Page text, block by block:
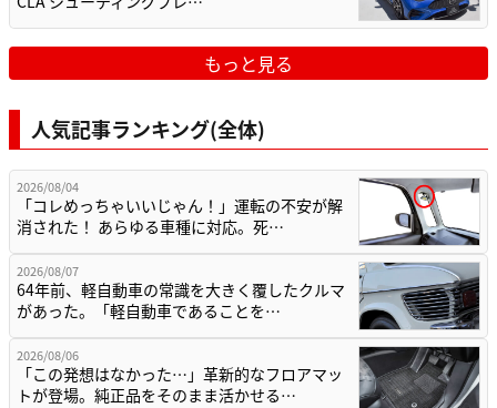
もっと見る
人気記事ランキング(全体)
2026/08/04
「コレめっちゃいいじゃん！」運転の不安が解
消された！ あらゆる車種に対応。死…
2026/08/07
64年前、軽自動車の常識を大きく覆したクルマ
があった。「軽自動車であることを…
2026/08/06
「この発想はなかった…」革新的なフロアマッ
トが登場。純正品をそのまま活かせる…